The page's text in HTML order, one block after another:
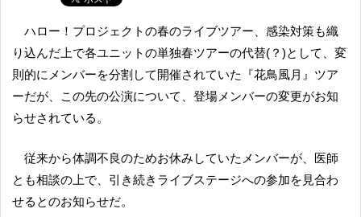
ハロー！プロジェクトの春のライブツアー、感染対策も織
り込んだ上で各ユニットの単独春ツアーの代替(？)として、変
則的にメンバーを分割して開催されていた『花鳥風月』ツア
ーだが、この先の公演について、登場メンバーの変更がお知
らせされている。
従来から体調不良のためお休みしていたメンバーが、医師
とも相談の上で、引き続きライブステージへの参加を見合わ
せるとのお知らせだ。